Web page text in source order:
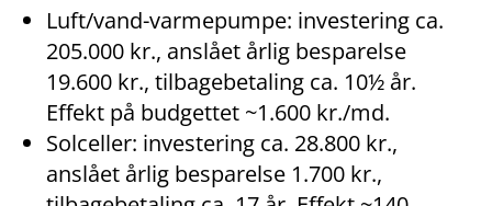
Luft/vand-varmepumpe: investering ca.
205.000 kr., anslået årlig besparelse
19.600 kr., tilbagebetaling ca. 10½ år.
Effekt på budgettet ~1.600 kr./md.
Solceller: investering ca. 28.800 kr.,
anslået årlig besparelse 1.700 kr.,